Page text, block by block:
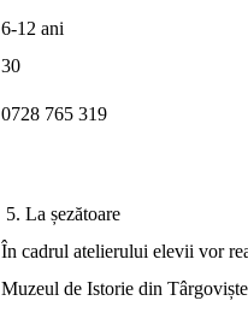
6-12 ani
30
0728 765 319
5. La șezătoare
În cadrul atelierului elevii vor
Muzeul de Istorie din Târgoviște